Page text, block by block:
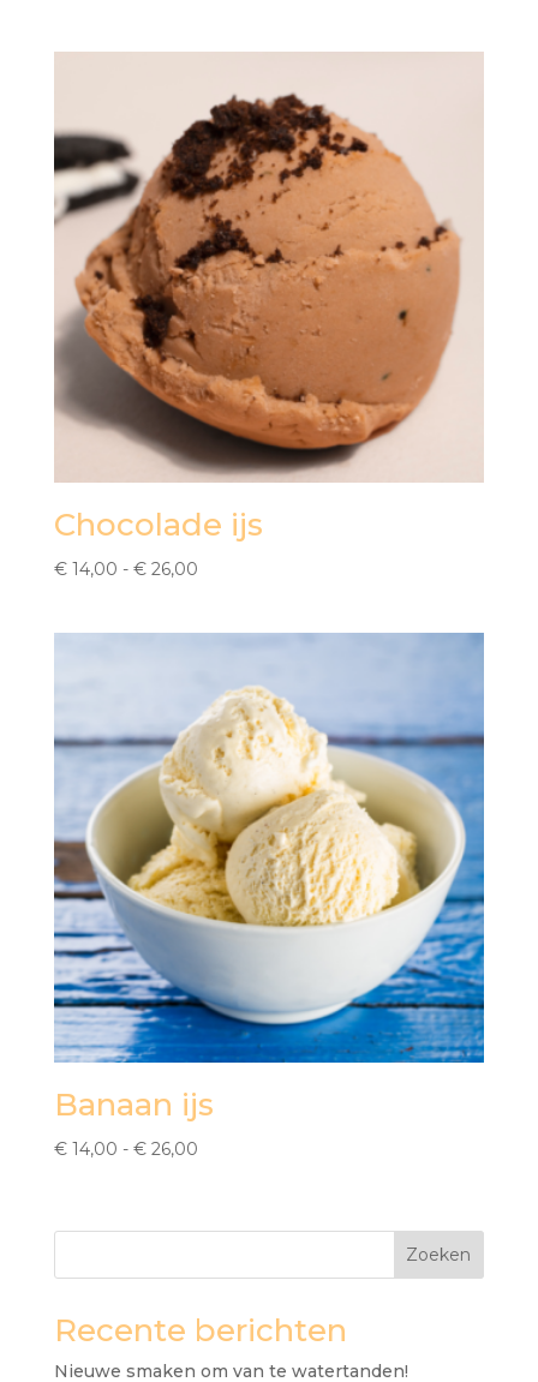
Chocolade ijs
€14,00 - €26,00Prijsklasse:
Banaan ijs
€14,00 - €26,00Prijsklasse:
€ 26,00
Zoeken
Recente berichten
Nieuwe smaken om van te watertanden!